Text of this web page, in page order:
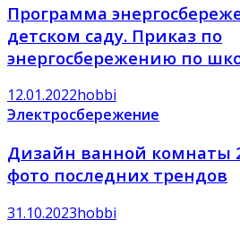
Программа
детском саду. Приказ по
энергосбережению по
12.01.2022hobbi
Электросбережение
Дизайн ванной комнаты
фото последних трендов
31.10.2023hobbi